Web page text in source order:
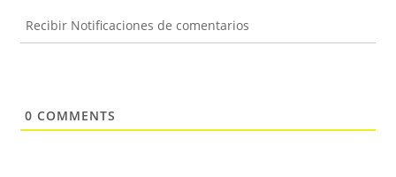
Recibir Notificaciones de comentarios
0 COMMENTS